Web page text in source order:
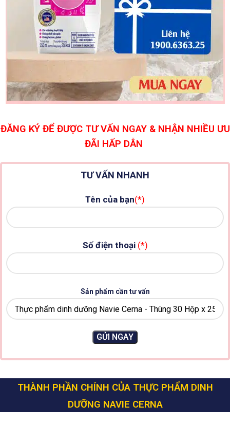
ĐĂNG KÝ ĐỂ ĐƯỢC TƯ VẤN NGAY & NHẬN NHIỀU ƯU
ĐÃI HẤP DẪN
TƯ VẤN NHANH
Tên của bạn(*)
Số điện thoại (*)
Sản phẩm cần tư vấn
THÀNH PHẦN CHÍNH CỦA THỰC PHẨM DINH
DƯỠNG NAVIE CERNA